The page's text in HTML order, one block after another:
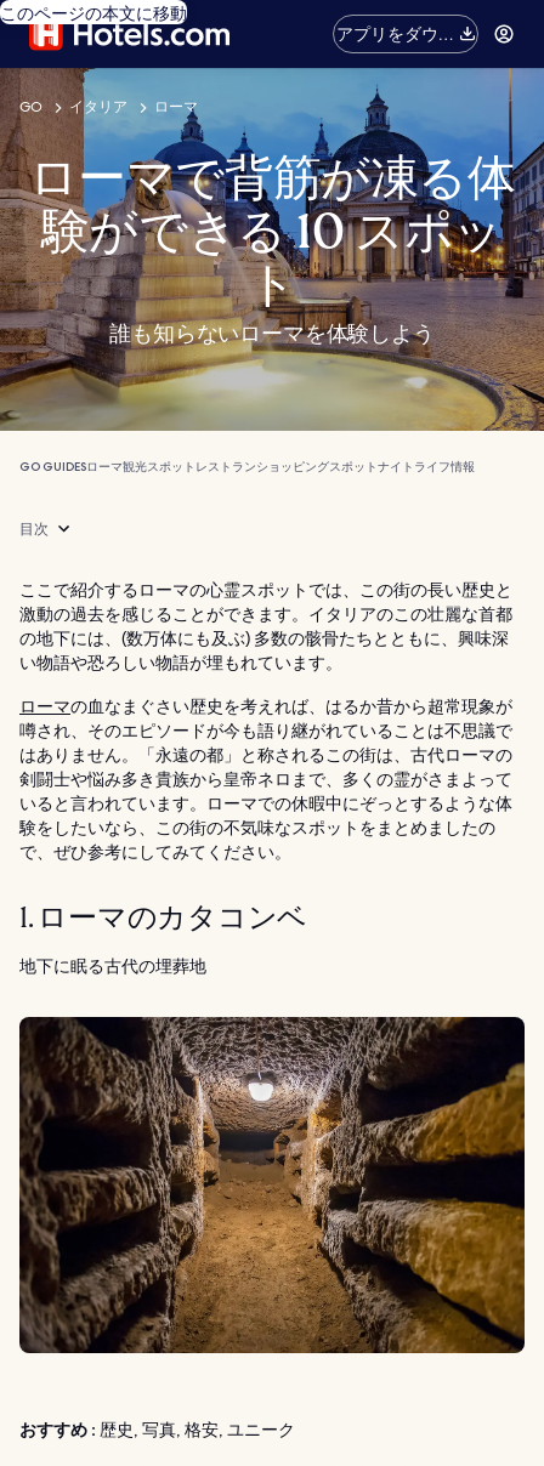
このページの本文に移動
アプリをダウン
ロード
GO イタリア ローマ
ローマで背筋が凍る体
験ができる 10 スポッ
ト
誰も知らないローマを体験しよう
GO GUIDESローマ観光スポット レストランショッピングスポットナイトライフ情報
目次
ここで紹介するローマの心霊スポットでは、この街の長い歴史と
激動の過去を感じることができます。イタリアのこの壮麗な首都
の地下には、(数万体にも及ぶ) 多数の骸骨たちとともに、興味深
い物語や恐ろしい物語が埋もれています。
ローマの血なまぐさい歴史を考えれば、はるか昔から超常現象が
噂され、そのエピソードが今も語り継がれていることは不思議で
はありません。「永遠の都」と称されるこの街は、古代ローマの
剣闘士や悩み多き貴族から皇帝ネロまで、多くの霊がさまよって
いると言われています。ローマでの休暇中にぞっとするような体
験をしたいなら、この街の不気味なスポットをまとめましたの
で、ぜひ参考にしてみてください。
1. ローマのカタコンベ
地下に眠る古代の埋葬地
おすすめ : 歴史, 写真, 格安, ユニーク